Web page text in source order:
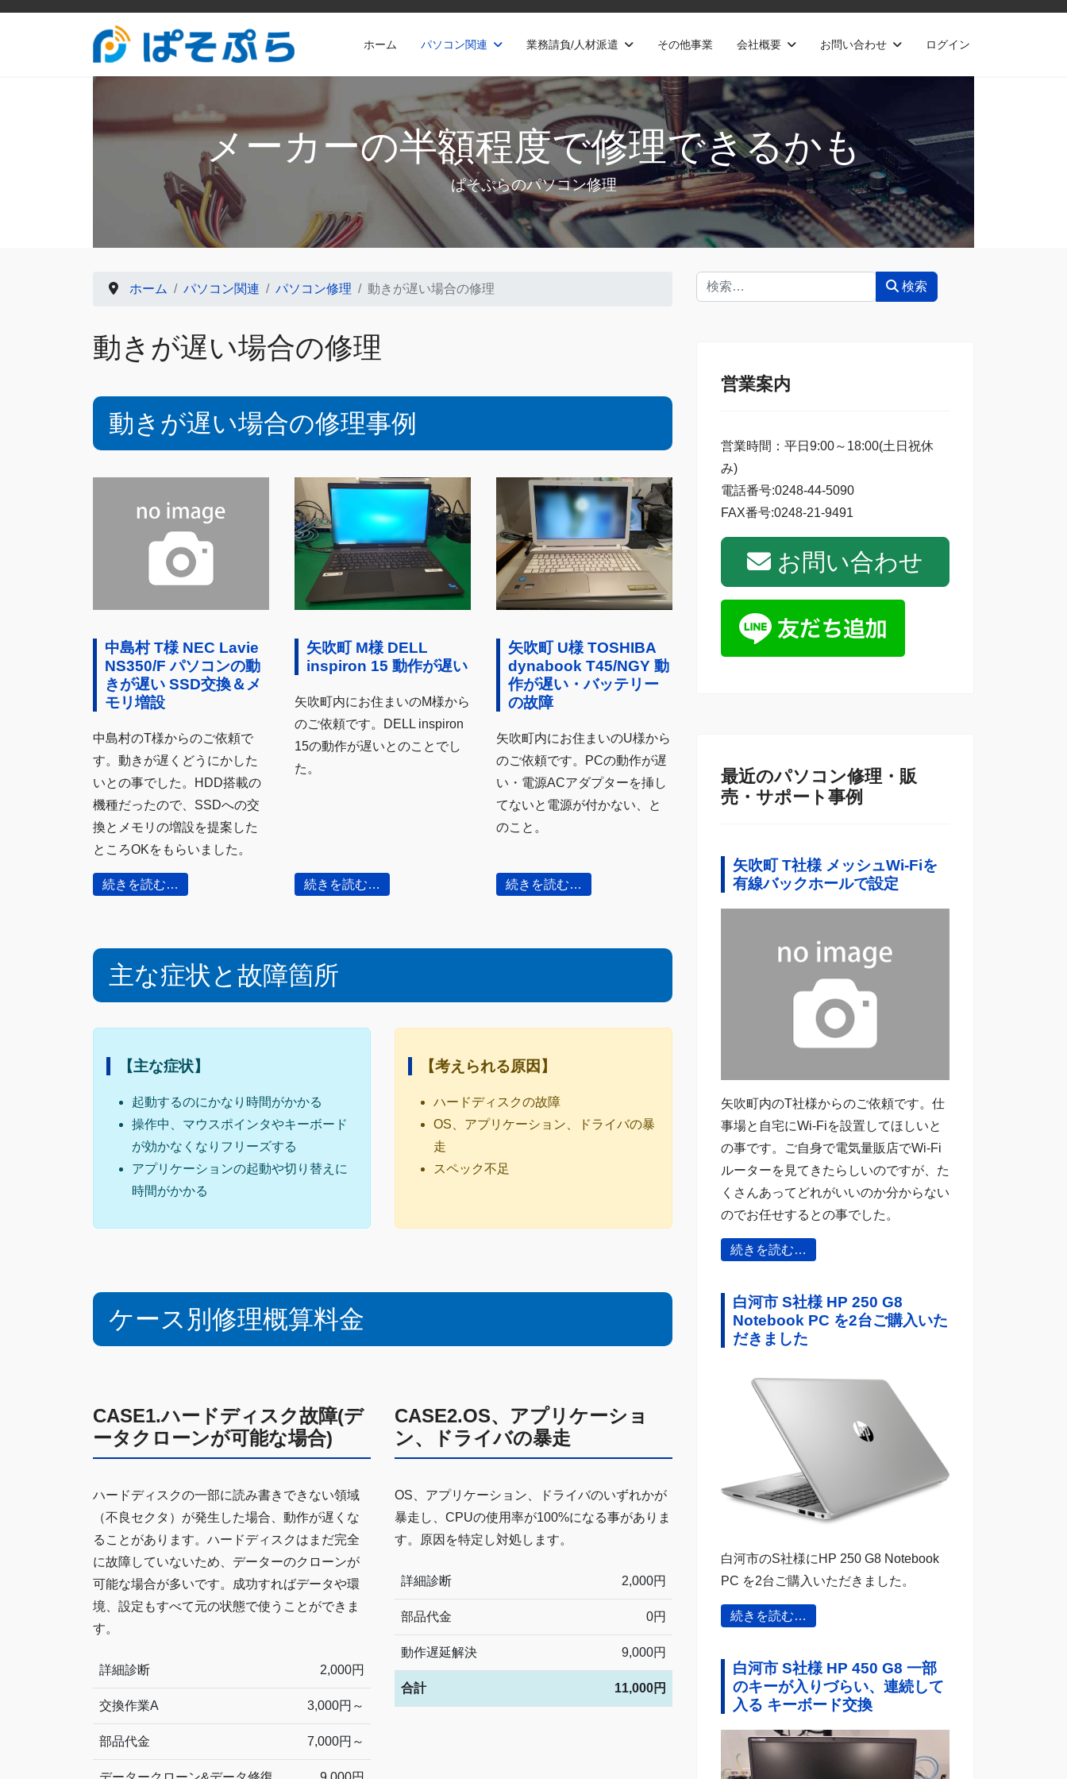
ホーム パソコン関連 業務請負/人材派遣 その他事業 会社概要 お問い合わせ ログイン
メーカーの半額程度で修理できるかも
ぱそぷらのパソコン修理
ホーム パソコン関連 パソコン修理 動きが遅い場合の修理
動きが遅い場合の修理
動きが遅い場合の修理事例
中島村 T様 NEC Lavie
NS350/F パソコンの動
きが遅い SSD交換＆メ
モリ増設
中島村のT様からのご依頼で
す。動きが遅くどうにかした
いとの事でした。HDD搭載の
機種だったので、SSDへの交
換とメモリの増設を提案した
ところOKをもらいました。
続きを読む…
矢吹町 M様 DELL
inspiron 15 動作が遅い
矢吹町内にお住まいのM様から
のご依頼です。DELL inspiron
15の動作が遅いとのことでし
た。
続きを読む…
矢吹町 U様 TOSHIBA
dynabook T45/NGY 動
作が遅い・バッテリー
の故障
矢吹町内にお住まいのU様から
のご依頼です。PCの動作が遅
い・電源ACアダプターを挿し
てないと電源が付かない、と
のこと。
続きを読む…
主な症状と故障箇所
【主な症状】
起動するのにかなり時間がかかる
操作中、マウスポインタやキーボード
が効かなくなりフリーズする
アプリケーションの起動や切り替えに
時間がかかる
【考えられる原因】
ハードディスクの故障
OS、アプリケーション、ドライバの暴
走
スペック不足
ケース別修理概算料金
CASE1.ハードディスク故障(デ
ータクローンが可能な場合)
ハードディスクの一部に読み書きできない領域
（不良セクタ）が発生した場合、動作が遅くな
ることがあります。ハードディスクはまだ完全
に故障していないため、データーのクローンが
可能な場合が多いです。成功すればデータや環
境、設定もすべて元の状態で使うことができま
す。
詳細診断 2,000円
交換作業A 3,000円～
部品代金 7,000円～
CASE2.OS、アプリケーショ
ン、ドライバの暴走
OS、アプリケーション、ドライバのいずれかが
暴走し、CPUの使用率が100%になる事がありま
す。原因を特定し対処します。
詳細診断 2,000円
部品代金 0円
動作遅延解決 9,000円
合計 11,000円
検索 検索
営業案内
営業時間：平日9:00～18:00(土日祝休
み)
電話番号:0248-44-5090
FAX番号:0248-21-9491
お問い合わせ
最近のパソコン修理・販
売・サポート事例
矢吹町 T社様 メッシュWi-Fiを
有線バックホールで設定
矢吹町内のT社様からのご依頼です。仕
事場と自宅にWi-Fiを設置してほしいと
の事です。ご自身で電気量販店でWi-Fi
ルーターを見てきたらしいのですが、た
くさんあってどれがいいのか分からない
のでお任せするとの事でした。
続きを読む…
白河市 S社様 HP 250 G8
Notebook PC を2台ご購入いた
だきました
白河市のS社様にHP 250 G8 Notebook
PC を2台ご購入いただきました。
続きを読む…
白河市 S社様 HP 450 G8 一部
のキーが入りづらい、連続して
入る キーボード交換